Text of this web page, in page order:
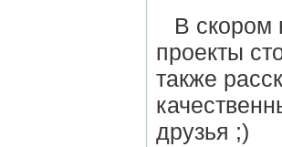
В скором
проекты
также
друзья ;)